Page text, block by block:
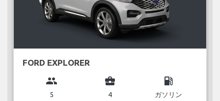
FORD EXPLORER
group
5
business_center
4
local_gas_station
ガソリン